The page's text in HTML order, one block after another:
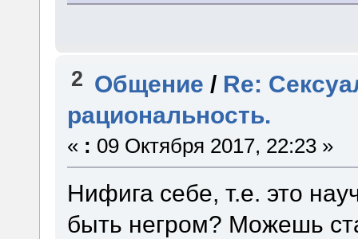
2 Общение / Re:
рациональность.
« : 09 Октября 2017, 22:23 »
Нифига себе, т.е. это
быть негром? Можешь